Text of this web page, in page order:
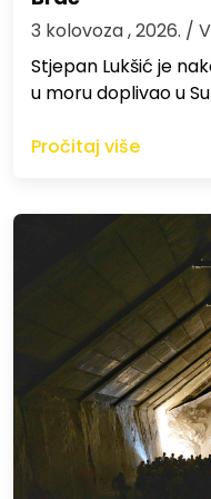
3 kolovoza , 2026. /
St​jepan Lukšić je
u moru doplivao u
Pročitaj više